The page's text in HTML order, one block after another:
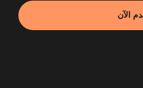
الآن